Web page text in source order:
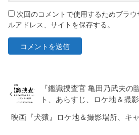
次回のコメントで使用するためブラ
ルアドレス、サイトを保存する。
『鑑識捜査官 亀田乃武夫の
ト、あらすじ、ロケ地＆撮
映画『犬猿』ロケ地＆撮影場所、キ